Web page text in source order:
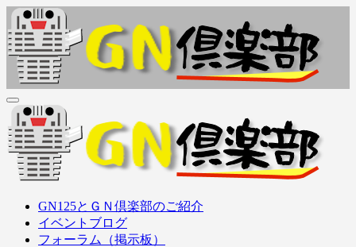
内
容
を
ス
ッ
プ
ＧＮ倶楽部
GN125Family (GN125, GS125, GZ125, EN125, etc..) オーナーズ
クラブ
ＧＮ倶楽部
GN125Family (GN125, GS125, GZ125, EN125, etc..) オーナーズ
クラブ
GN125とＧＮ倶楽部のご紹介
イベントブログ
フォーラム（掲示板）